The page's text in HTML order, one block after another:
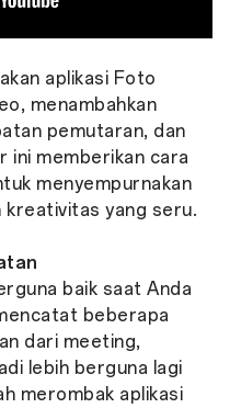
aplikasi Foto
menambahkan
pemutaran, dan
ini memberikan cara
menyempurnakan
kreativitas yang seru.
baik saat Anda
beberapa
dari meeting,
lebih berguna lagi
merombak aplikasi